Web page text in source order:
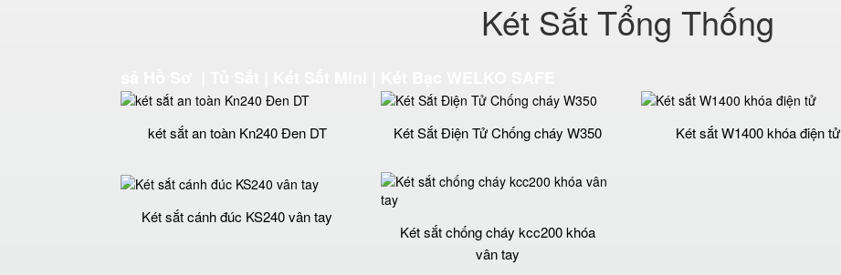
Két Sắt Tổng Thống
két sắt an toàn Kn240 Đen DT Két Sắt Điện Tử Chống cháy W350 Két sắt W1400 khóa điện tử
Két sắt cánh đúc KS240 vân tay
Két sắt chống cháy kcc200 khóa
vân tay